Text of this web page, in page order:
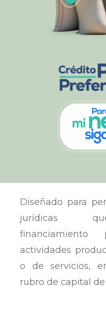
Diseñado para
jurídicas
financiamiento
actividades
o de servicios,
rubro de capital